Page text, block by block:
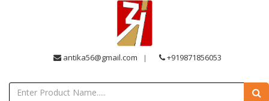
antika56@gmail.com +919871856053